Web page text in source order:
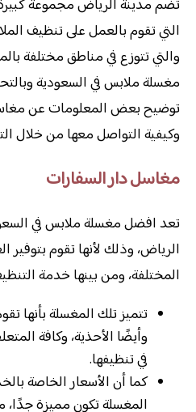
تضم مدينة الرياض مجموعة
التي تقوم بالعمل على تنظيف
والتي تتوزع في مناطق مختلفة
مغسلة ملابس في السعودية
توضيح بعض المعلومات عن
وكيفية التواصل معها من خلال
مغاسل دار السفارات
تعد افضل مغسلة ملابس في
الرياض، وذلك لأنها تقوم
المختلفة، ومن بينها خدمة
تتميز تلك المغسلة بأنها
وأيضًا الأحذية، وكافة
في تنظيفها.
كما أن الأسعار الخاصة
المغسلة تكون مميزة جدًا،